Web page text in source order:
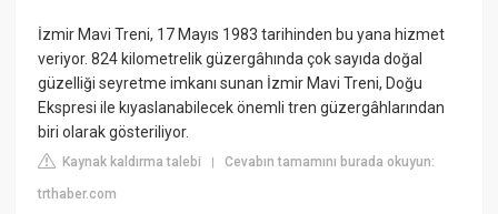
İzmir Mavi Treni, 17 Mayıs 1983 tarihinden bu yana hizmet
veriyor. 824 kilometrelik güzergâhında çok sayıda doğal
güzelliği seyretme imkanı sunan İzmir Mavi Treni, Doğu
Ekspresi ile kıyaslanabilecek önemli tren güzergâhlarından
biri olarak gösteriliyor.
Kaynak kaldırma talebi |Cevabın tamamını burada okuyun:
trthaber.com